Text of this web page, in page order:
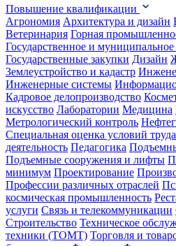
Повышение квалификации
Агрономия Архитектура и дизайн
Ветеринария Горная
Государственное и
Государственные закупки Дизайн
Землеустройство и кадастр
Инженерные системы
Кадровое делопроизводство
искусство Лаборатории Медицина
Метрологический контроль
Специальная оценка условий
деятельность Педагогика
Подъемные сооружения и лифты
минимум Проектирование
Профессии различных отраслей
космическая промышленность
услуги Связь и телекоммуникации
Строительство Техническое
техники (ТОМТ) Торговля и